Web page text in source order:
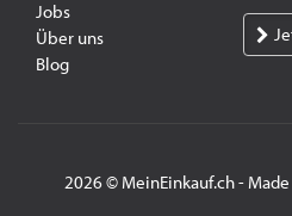
Jobs
Über uns
Blog
2026 © MeinEinkauf.ch -